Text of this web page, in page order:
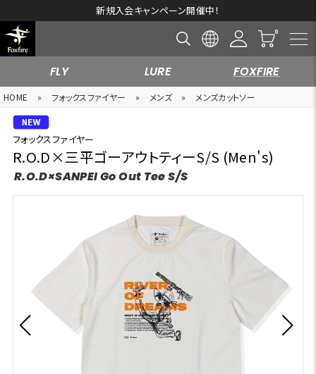
新規入会キャンペーン開催中！
FLY LURE FOXFIRE
HOME » フォックスファイヤー » メンズ » メンズカットソー
フォックスファイヤー
R.O.D×三平ゴーアウトティーS/S (Men's)
R.O.D×SANPEI Go Out Tee S/S